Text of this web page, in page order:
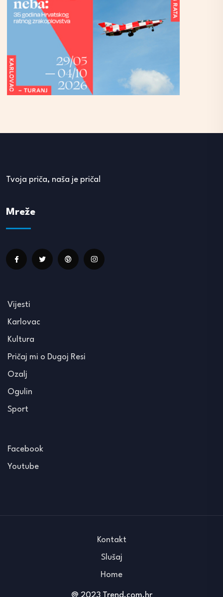
Tvoja priča, naša je priča!
Mreže
Vijesti
Karlovac
Kultura
Pričaj mi o Dugoj Resi
Ozalj
Ogulin
Sport
Facebook
Youtube
@ 2023 Trend.com.hr
Kontakt
Slušaj
Home